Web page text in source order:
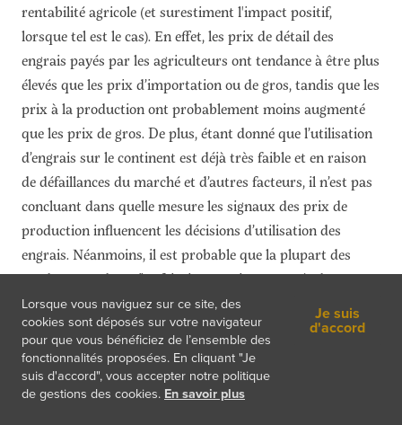
Je suis
d'accord
Lorsque vous naviguez sur ce site, des
cookies sont déposés sur votre navigateur
pour que vous bénéficiez de l’ensemble des
fonctionnalités proposées. En cliquant "Je
suis d'accord", vous accepter notre politique
de gestions des cookies. En savoir plus
rentabilité agricole (et surestiment l'impact positif,
lorsque tel est le cas). En effet, les prix de détail des
engrais payés par les agriculteurs ont tendance à être plus
élevés que les prix d’importation ou de gros, tandis que les
prix à la production ont probablement moins augmenté
que les prix de gros. De plus, étant donné que l’utilisation
d’engrais sur le continent est déjà très faible et en raison
de défaillances du marché et d’autres facteurs, il n’est pas
concluant dans quelle mesure les signaux des prix de
production influencent les décisions d’utilisation des
engrais. Néanmoins, il est probable que la plupart des
producteurs de maïs africains se soient trouvés dans une
situation pire pendant la période de flambée des prix des
engrais.
Ce que nous avons appris et ce qu'il faut surveiller à